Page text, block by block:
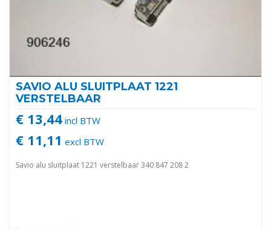
SAVIO ALU SLUITPLAAT 1221
VERSTELBAAR
€ 13,44 incl BTW
€ 11,11 excl BTW
Savio alu sluitplaat 1221 verstelbaar 340 847 208 2